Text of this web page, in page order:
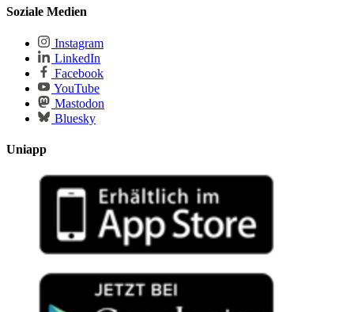
Soziale Medien
Instagram
LinkedIn
Facebook
YouTube
Mastodon
Bluesky
Uniapp